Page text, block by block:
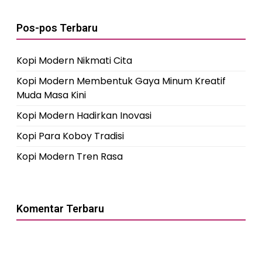
Pos-pos Terbaru
Kopi Modern Nikmati Cita
Kopi Modern Membentuk Gaya Minum Kreatif
Muda Masa Kini
Kopi Modern Hadirkan Inovasi
Kopi Para Koboy Tradisi
Kopi Modern Tren Rasa
Komentar Terbaru